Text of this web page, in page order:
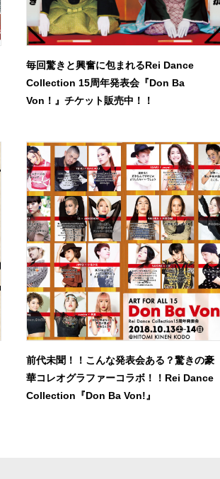
毎回驚きと興奮に包まれるRei Dance
Collection 15周年発表会『Don Ba
Von！』チケット販売中！！
前代未聞！！こんな発表会ある？驚きの豪
華コレオグラファーコラボ！！Rei Dance
Collection『Don Ba Von!』